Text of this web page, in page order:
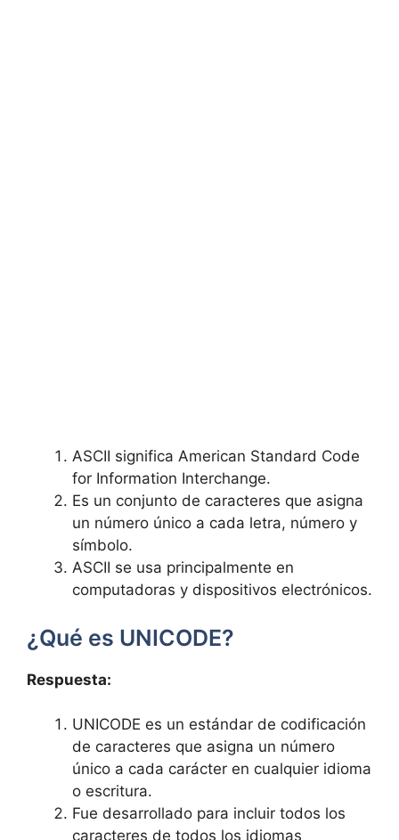
ASCII significa ‌American Standard Code
for Information Interchange.
Es un conjunto de caracteres ‍que asigna
un número único a cada ‍letra, ⁣número y
símbolo.
ASCII se usa principalmente en
computadoras y dispositivos⁣ electrónicos.
¿Qué es⁣ UNICODE?
Respuesta:
UNICODE es un estándar de codificación
de‌ caracteres⁢ que asigna un número
único a cada carácter en cualquier idioma
o escritura.
Fue desarrollado para incluir todos los
caracteres ‍de todos los idiomas